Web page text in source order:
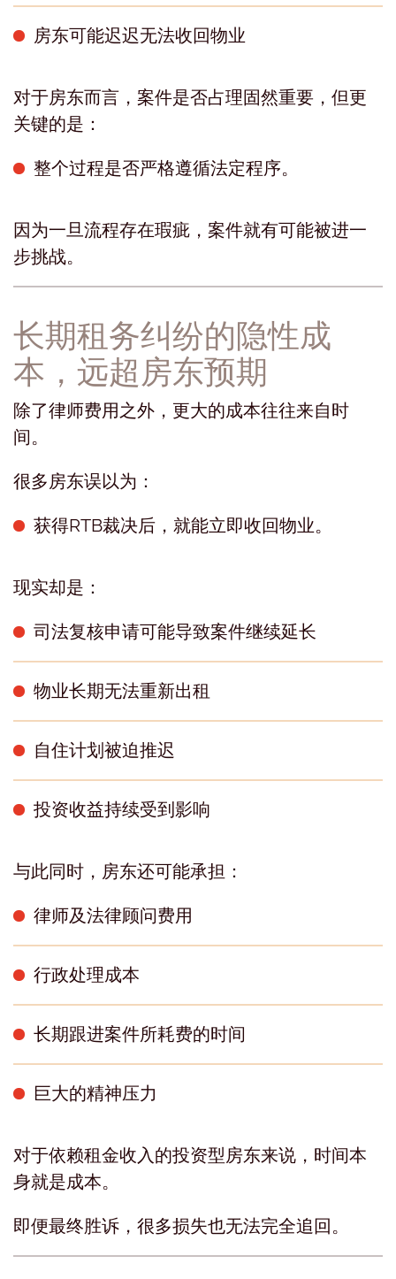
房东可能迟迟无法收回物业
对于房东而言，案件是否占理固然重要，但更
关键的是：
整个过程是否严格遵循法定程序。
因为一旦流程存在瑕疵，案件就有可能被进一
步挑战。
长期租务纠纷的隐性成
本，远超房东预期
除了律师费用之外，更大的成本往往来自时
间。
很多房东误以为：
获得RTB裁决后，就能立即收回物业。
现实却是：
司法复核申请可能导致案件继续延长
物业长期无法重新出租
自住计划被迫推迟
投资收益持续受到影响
与此同时，房东还可能承担：
律师及法律顾问费用
行政处理成本
长期跟进案件所耗费的时间
巨大的精神压力
对于依赖租金收入的投资型房东来说，时间本
身就是成本。
即便最终胜诉，很多损失也无法完全追回。